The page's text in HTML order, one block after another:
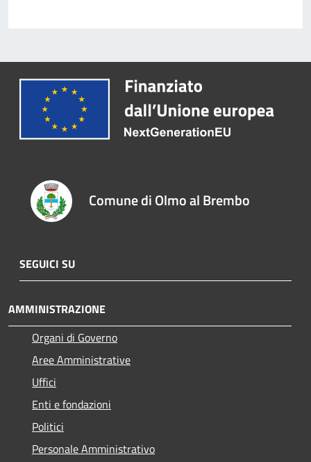
Comune di Olmo al Brembo
SEGUICI SU
AMMINISTRAZIONE
Organi di Governo
Aree Amministrative
Uffici
Enti e fondazioni
Politici
Personale Amministrativo